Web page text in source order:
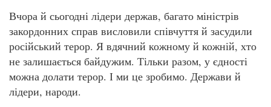
Вчора й сьогодні лідери держав, багато міністрів
закордонних справ висловили співчуття й засудили
російський терор. Я вдячний кожному й кожній, хто
не залишається байдужим. Тільки разом, у єдності
можна долати терор. І ми це зробимо. Держави й
лідери, народи.